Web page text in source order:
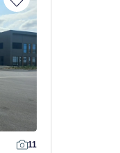
11